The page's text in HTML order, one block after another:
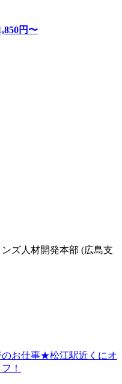
円〜
ズ人材開発本部 (広島支
のお仕事★松江駅近くにオ
！